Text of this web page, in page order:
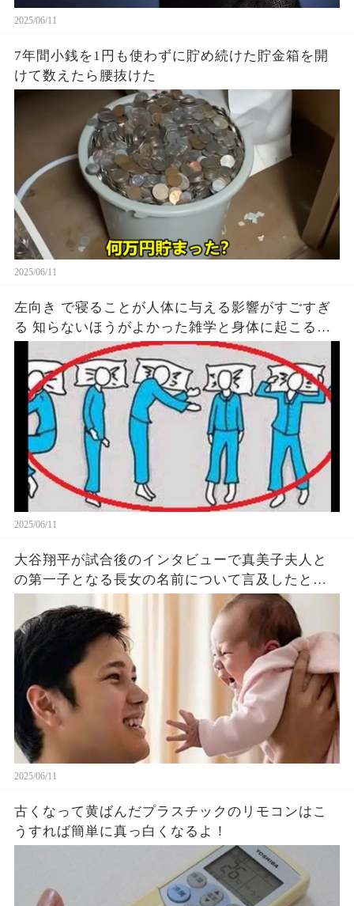
2025/06/11
7年間小銭を1円も使わずに貯め続けた貯金箱を開
けて数えたら腰抜けた
2025/06/11
左向き で寝ることが人体に与える影響がすごすぎ
る 知らないほうがよかった雑学と身体に起こる現
象がヤバい… 驚くべき 大人の 面白いけど知ると後
悔
2025/06/11
大谷翔平が試合後のインタビューで真美子夫人と
の第一子となる長女の名前について言及したと話
題に！山本由伸や佐々木朗希は知ってそう！
2025/06/11
古くなって黄ばんだプラスチックのリモコンはこ
うすれば簡単に真っ白くなるよ！